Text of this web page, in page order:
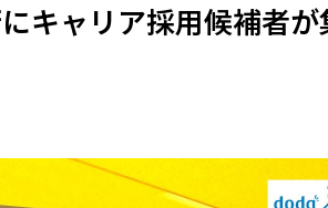
キャリア採用候補者